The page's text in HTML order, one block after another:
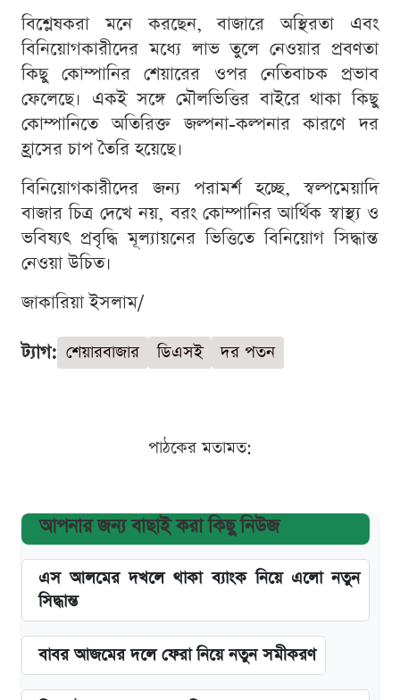
বিশ্লেষকরা মনে করছেন, বাজারে অস্থিরতা এবং
বিনিয়োগকারীদের মধ্যে লাভ তুলে নেওয়ার প্রবণতা
কিছু কোম্পানির শেয়ারের ওপর নেতিবাচক প্রভাব
ফেলেছে। একই সঙ্গে মৌলভিত্তির বাইরে থাকা কিছু
কোম্পানিতে অতিরিক্ত জল্পনা-কল্পনার কারণে দর
হ্রাসের চাপ তৈরি হয়েছে।
বিনিয়োগকারীদের জন্য পরামর্শ হচ্ছে, স্বল্পমেয়াদি
বাজার চিত্র দেখে নয়, বরং কোম্পানির আর্থিক স্বাস্থ্য ও
ভবিষ্যৎ প্রবৃদ্ধি মূল্যায়নের ভিত্তিতে বিনিয়োগ সিদ্ধান্ত
নেওয়া উচিত।
জাকারিয়া ইসলাম/
ট্যাগ: শেয়ারবাজার ডিএসই দর পতন
পাঠকের মতামত:
আপনার জন্য বাছাই করা কিছু নিউজ
এস আলমের দখলে থাকা ব্যাংক নিয়ে এলো নতুন
সিদ্ধান্ত
বাবর আজমের দলে ফেরা নিয়ে নতুন সমীকরণ